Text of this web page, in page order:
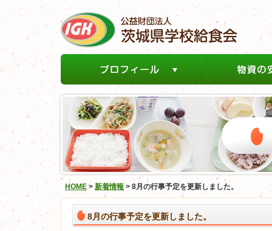
HOME > 新着情報 > 8月の行事予定を更新しました。
8月の行事予定を更新しました。